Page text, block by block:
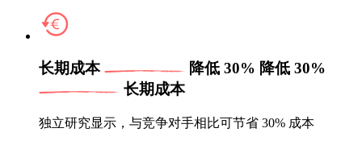
长期成本 降低 30% 降低 30%
长期成本
独立研究显示，与竞争对手相比可节省 30% 成本